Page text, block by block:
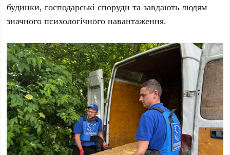
будинки, господарські споруди та завдають людям
значного психологічного навантаження.